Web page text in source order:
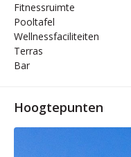
Fitnessruimte
Pooltafel
Wellnessfaciliteiten
Terras
Bar
Hoogtepunten